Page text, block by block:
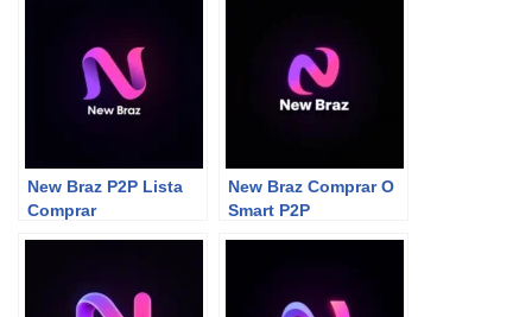
New Braz P2P Lista
Comprar
New Braz Comprar O
Smart P2P